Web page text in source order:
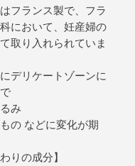
フランス製で、フラ
において、妊産婦の
取り入れられていま
デリケートゾーンに
み
の などに変化が期
りの成分】